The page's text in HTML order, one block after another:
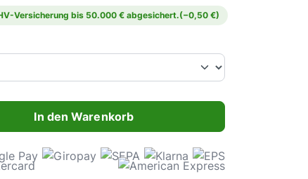
Versicherung bis 50.000 € abgesichert.(−0,50 €)
Gib den gewünschten Wert ein oder benutze die Schaltflächen
In den Warenkorb